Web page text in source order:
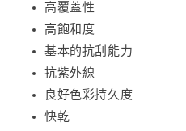
高覆蓋性
高飽和度
基本的抗刮能力
抗紫外線
良好色彩持久度
快乾